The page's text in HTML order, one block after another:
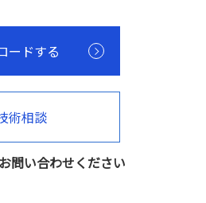
ードする
術相談
問い合わせください